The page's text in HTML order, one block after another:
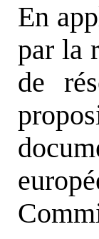
En
par la
de